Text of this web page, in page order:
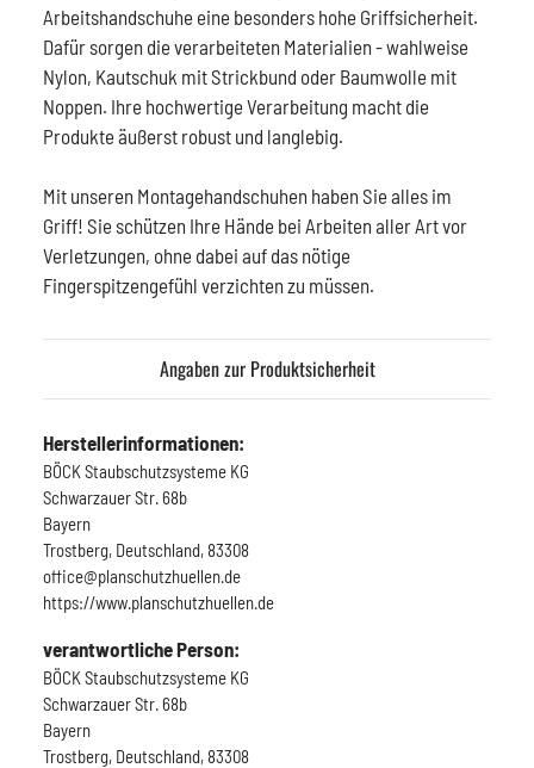
Arbeitshandschuhe eine besonders hohe Griffsicherheit.
Dafür sorgen die verarbeiteten Materialien - wahlweise
Nylon, Kautschuk mit Strickbund oder Baumwolle mit
Noppen. Ihre hochwertige Verarbeitung macht die
Produkte äußerst robust und langlebig.
Mit unseren Montagehandschuhen haben Sie alles im
Griff! Sie schützen Ihre Hände bei Arbeiten aller Art vor
Verletzungen, ohne dabei auf das nötige
Fingerspitzengefühl verzichten zu müssen.
Angaben zur Produktsicherheit
Herstellerinformationen:
BÖCK Staubschutzsysteme KG
Schwarzauer Str. 68b
Bayern
Trostberg, Deutschland, 83308
office@planschutzhuellen.de
https://www.planschutzhuellen.de
verantwortliche Person:
BÖCK Staubschutzsysteme KG
Schwarzauer Str. 68b
Bayern
Trostberg, Deutschland, 83308